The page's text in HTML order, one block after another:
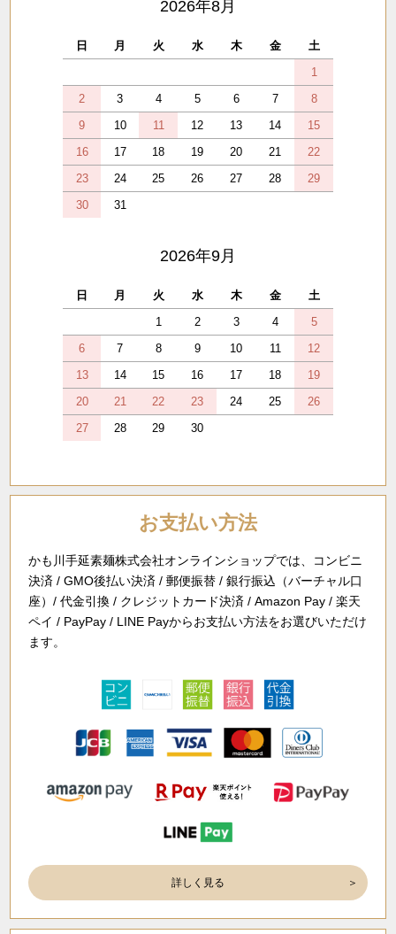
2026年8月
日 月 火 水 木 金
土
1
2
3 4 5 6 7
8
9
10 11 12 13 14
15
16
17 18 19 20 21
22
23
24 25 26 27 28
29
30
31
2026年9月
日 月 火 水 木 金
土
1
2 3 4
5
6
7 8 9 10 11
12
13
14 15 16 17 18
19
20
21 22 23 24 25
26
27
28 29 30
お支払い方法
かも川手延素麺株式会社オンラインショップでは、コンビニ
決済 / GMO後払い決済 / 郵便振替 / 銀行振込（バーチャル口
座）/ 代金引換 / クレジットカード決済 / Amazon Pay / 楽天
ペイ / PayPay / LINE Payからお支払い方法をお選びいただけ
ます。
詳しく見る